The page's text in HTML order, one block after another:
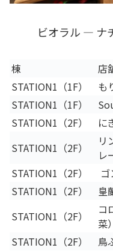
ビオラル ― ナ
棟
店
STATION1（1F）
も
STATION1（1F）
STATION1（2F）
に
STATION1（2F）
リ
レ
STATION1（2F）
ゴ
STATION1（2F）
皇
STATION1（2F）
コ
菜）
STATION1（2F）
鳥